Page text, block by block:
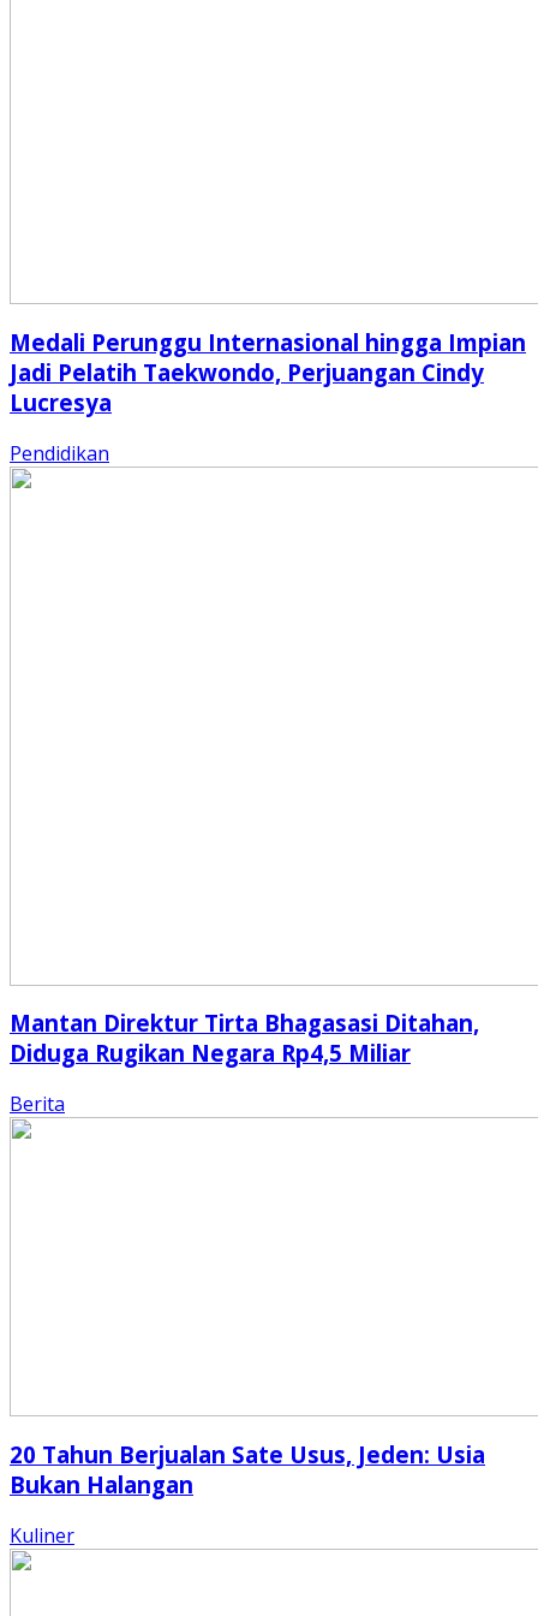
Medali Perunggu Internasional hingga Impian
Jadi Pelatih Taekwondo, Perjuangan Cindy
Lucresya
Pendidikan
Mantan Direktur Tirta Bhagasasi Ditahan,
Diduga Rugikan Negara Rp4,5 Miliar
Berita
20 Tahun Berjualan Sate Usus, Jeden: Usia
Bukan Halangan
Kuliner